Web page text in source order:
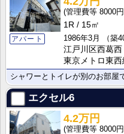
アパート
8000円
1R
15㎡
1986年3月
（築
江戸川区西葛西
東京メトロ東
シャワーとトイレが別のお部
エクセル6
4.2万円
8000円